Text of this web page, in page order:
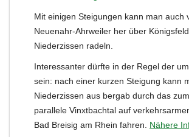
Mit einigen Steigungen kann man auch
Neuenahr-Ahrweiler her über
Niederzissen radeln.
Interessanter dürfte in der Regel der
sein: nach einer kurzen Steigung kann
Niederzissen aus bergab durch das
parallele Vinxtbachtal auf
Bad Breisig am Rhein fahren. Nähere